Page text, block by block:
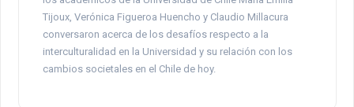
Tijoux, Verónica Figueroa Huencho y Claudio Millacura
conversaron acerca de los desafíos respecto a la
interculturalidad en la Universidad y su relación con los
cambios societales en el Chile de hoy.